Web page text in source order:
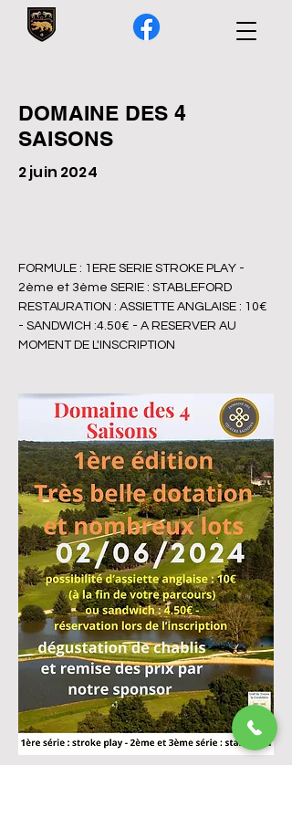
DOMAINE DES 4
SAISONS
2 juin 2024
FORMULE : 1ERE SERIE STROKE PLAY -
2ème et 3ème SERIE : STABLEFORD
RESTAURATION : ASSIETTE ANGLAISE : 10€
- SANDWICH :4.50€ - A RESERVER AU
MOMENT DE L'INSCRIPTION